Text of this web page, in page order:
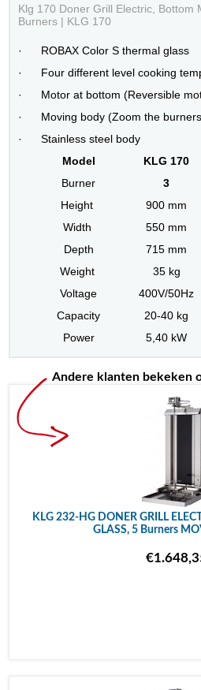
Klg 170 Doner Grill Electric, Bottom
Burners | KLG 170
· ROBAX Color S thermal glass
· Four different level cooking
· Motor at bottom (Reversible
· Moving body (Zoom the
· Stainless steel body
Model
KLG 170
Burner
3
Height
900 mm
Width
550 mm
Depth
715 mm
Weight
35 kg
Voltage
400V/50Hz
Capacity
20-40 kg
Power
5,40 kW
Andere klanten bekeken
KLG 232-HG DONER GRILL
GLASS, 5 Burners